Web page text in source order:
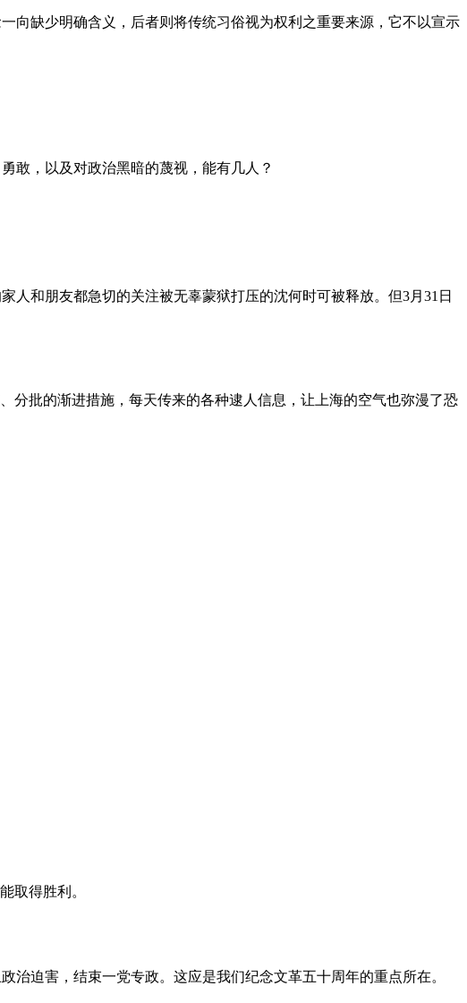
向缺少明确含义，后者则将传统习俗视为权利之重要来源，它不以宣示
敢，以及对政治黑暗的蔑视，能有几人？
人和朋友都急切的关注被无辜蒙狱打压的沈何时可被释放。但3月31日
分批的渐进措施，每天传来的各种逮人信息，让上海的空气也弥漫了恐
取得胜利。
迫害，结束一党专政。这应是我们纪念文革五十周年的重点所在。